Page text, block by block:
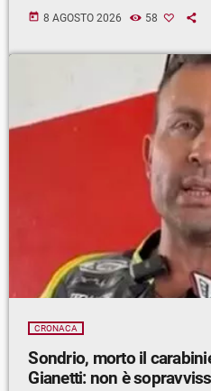
today 8 AGOSTO 2026 58
CRONACA
Sondrio, morto il
Gianetti: non è